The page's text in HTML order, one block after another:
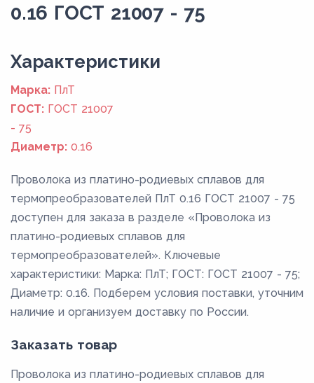
0.16 ГОСТ 21007 - 75
Xарактеристики
Марка: ПлТ
ГОСТ: ГОСТ 21007
- 75
Диаметр: 0.16
Проволока из платино-родиевых сплавов для
термопреобразователей ПлТ 0.16 ГОСТ 21007 - 75
доступен для заказа в разделе «Проволока из
платино-родиевых сплавов для
термопреобразователей». Ключевые
характеристики: Марка: ПлТ; ГОСТ: ГОСТ 21007 - 75;
Диаметр: 0.16. Подберем условия поставки, уточним
наличие и организуем доставку по России.
Заказать товар
Проволока из платино-родиевых сплавов для